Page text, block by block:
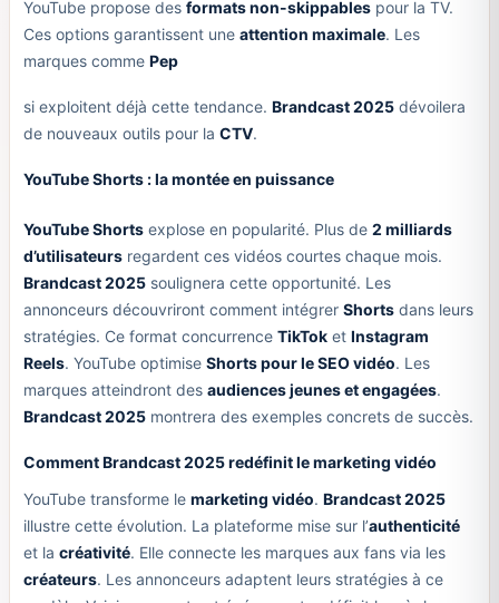
YouTube propose des formats non-skippablespour la TV.
Ces options garantissent une attention maximale. Les
marques comme Pep
si exploitent déjà cette tendance. Brandcast 2025dévoilera
de nouveaux outils pour la CTV.
YouTube Shorts : la montée en puissance
YouTube Shortsexplose en popularité. Plus de 2 milliards
d’utilisateursregardent ces vidéos courtes chaque mois.
Brandcast 2025soulignera cette opportunité. Les
annonceurs découvriront comment intégrer Shortsdans leurs
stratégies. Ce format concurrence TikToket Instagram
Reels. YouTube optimise Shorts pour le SEO vidéo. Les
marques atteindront des audiences jeunes et engagées.
Brandcast 2025montrera des exemples concrets de succès.
Comment Brandcast 2025 redéfinit le marketing vidéo
YouTube transforme le marketing vidéo. Brandcast 2025
illustre cette évolution. La plateforme mise sur l’authenticité
et la créativité. Elle connecte les marques aux fans via les
créateurs. Les annonceurs adaptent leurs stratégies à ce